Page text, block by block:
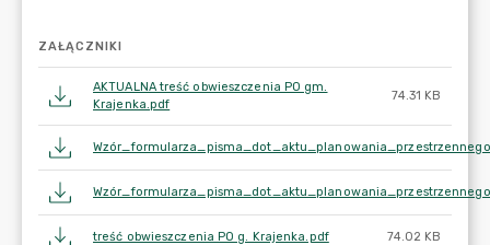
ZAŁĄCZNIKI
AKTUALNA treść obwieszczenia PO gm.
Krajenka.pdf
74.31 KB
treść obwieszczenia PO g. Krajenka.pdf 74.02 KB